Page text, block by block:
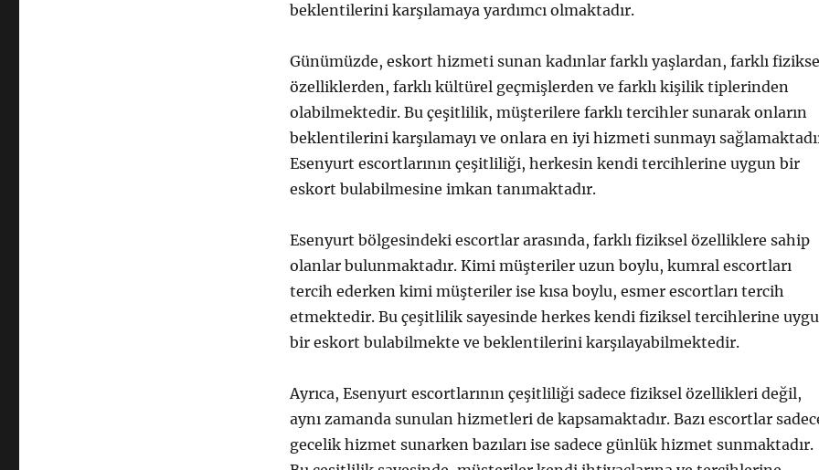
beklentilerini karşılamaya yardımcı olmaktadır.
Günümüzde, eskort hizmeti sunan kadınlar farklı yaşlardan, farklı
özelliklerden, farklı kültürel geçmişlerden ve farklı kişilik tiplerinden
olabilmektedir. Bu çeşitlilik, müşterilere farklı tercihler sunarak onların
beklentilerini karşılamayı ve onlara en iyi hizmeti sunmayı
Esenyurt escortlarının çeşitliliği, herkesin kendi tercihlerine uygun bir
eskort bulabilmesine imkan tanımaktadır.
Esenyurt bölgesindeki escortlar arasında, farklı fiziksel özelliklere sahip
olanlar bulunmaktadır. Kimi müşteriler uzun boylu, kumral escortları
tercih ederken kimi müşteriler ise kısa boylu, esmer escortları tercih
etmektedir. Bu çeşitlilik sayesinde herkes kendi fiziksel tercihlerine
bir eskort bulabilmekte ve beklentilerini karşılayabilmektedir.
Ayrıca, Esenyurt escortlarının çeşitliliği sadece fiziksel özellikleri değil,
aynı zamanda sunulan hizmetleri de kapsamaktadır. Bazı escortlar
gecelik hizmet sunarken bazıları ise sadece günlük hizmet sunmaktadır.